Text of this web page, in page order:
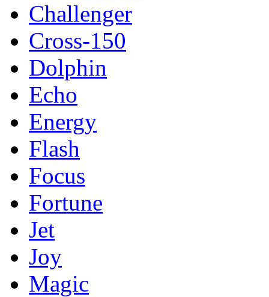
Challenger
Cross-150
Dolphin
Echo
Energy
Flash
Focus
Fortune
Jet
Joy
Magic